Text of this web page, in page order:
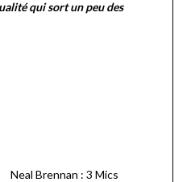
qui sort un peu des
Neal Brennan : 3 Mics